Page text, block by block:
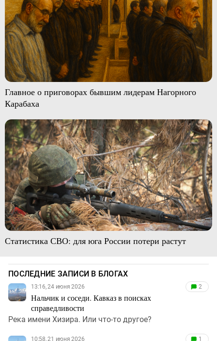
Главное о приговорах бывшим лидерам Нагорного
Карабаха
Статистика СВО: для юга России потери растут
ПОСЛЕДНИЕ ЗАПИСИ В БЛОГАХ
13:16, 24 июня 2026
Нальчик и соседи. Кавказ в поисках
справедливости
2
Река имени Хизира. Или что-то другое?
10:58, 21 июня 2026 1